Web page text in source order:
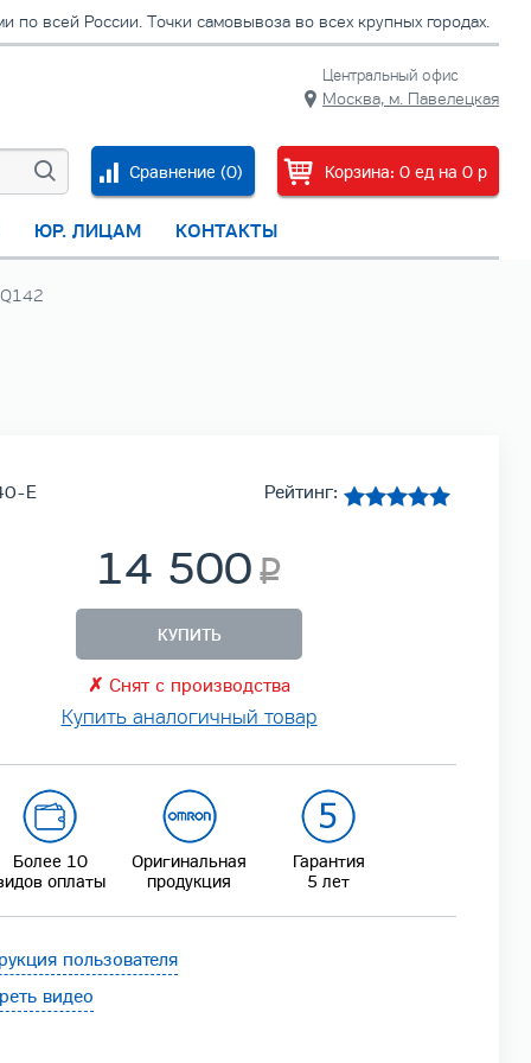
по всей России. Точки самовывоза во всех крупных городах.
Центральный офис
Москва, м. Павелецкая
Корзина: 0 ед на 0 p
Сравнение (0)
ЮР. ЛИЦАМ КОНТАКТЫ
E Рейтинг:
14 500
КУПИТЬ
✗ Снят с производства
Купить аналогичный товар
Более 10
оплаты
Оригинальная
продукция
Гарантия
5 лет
пользователя
видео